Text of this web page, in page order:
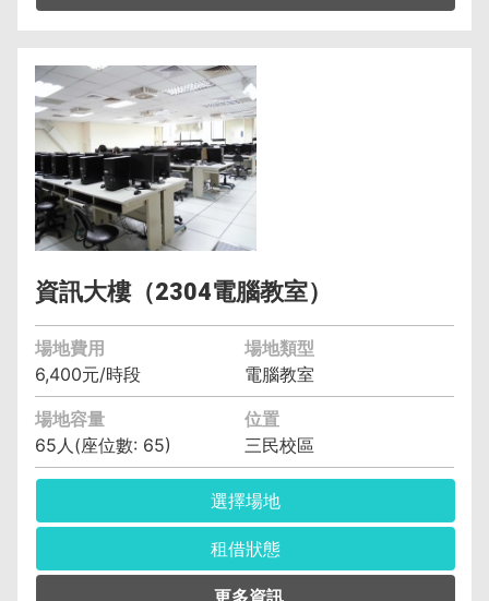
(04)2219-5525
保證金︰6,400元
空調費︰無空調元/小時
備註︰備有水電、燈光、空調
資訊大樓（2304電腦教室）
場地費用
場地類型
6,400元/時段
電腦教室
場地容量
位置
65人(座位數: 65)
三民校區
選擇場地
租借狀態